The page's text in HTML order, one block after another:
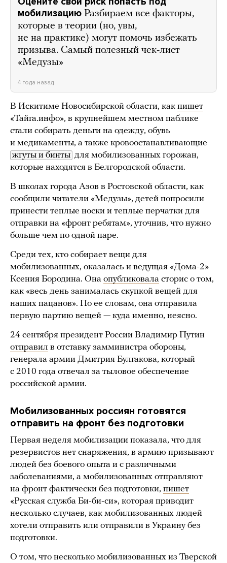
мобилизацию Разбираем все факторы,
которые в теории (но, увы,
не на практике) могут помочь избежать
призыва. Самый полезный чек-лист
«Медузы»
4 года назад
В Искитиме Новосибирской области, как пишет
«Тайга.инфо», в крупнейшем местном паблике
стали собирать деньги на одежду, обувь
и медикаменты, а также кровоостанавливающие
жгуты и бинты для мобилизованных горожан,
которые находятся в Белгородской области.
В школах города Азов в Ростовской области, как
сообщили читатели «Медузы», детей попросили
принести теплые носки и теплые перчатки для
отправки на «фронт ребятам», уточнив, что нужно
больше чем по одной паре.
Среди тех, кто собирает вещи для
мобилизованных, оказалась и ведущая «Дома-2»
Ксения Бородина. Она опубликовала сторис о том,
как «весь день занималась скупкой вещей для
наших пацанов». По ее словам, она отправила
первую партию вещей — куда именно, неясно.
24 сентября президент России Владимир Путин
отправил в отставку замминистра обороны,
генерала армии Дмитрия Булгакова, который
с 2010 года отвечал за тыловое обеспечение
российской армии.
Мобилизованных россиян готовятся
отправить на фронт без подготовки
Первая неделя мобилизации показала, что для
резервистов нет снаряжения, в армию призывают
людей без боевого опыта и с различными
заболеваниями, а мобилизованных отправляют
на фронт фактически без подготовки, пишет
«Русская служба Би-би-си», которая приводит
несколько случаев, как мобилизованных людей
хотели отправить или отправили в Украину без
подготовки.
О том, что несколько мобилизованных из Тверской